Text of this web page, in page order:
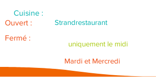
Cuisine :
Strandrestaurant
Ouvert :
uniquement le midi
Fermé :
Mardi et Mercredi